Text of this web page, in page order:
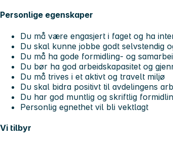
Personlige egenskaper
Du må være engasjert i faget og ha
Du skal kunne jobbe godt selvstendig
Du må ha gode formidling- og
Du bør ha god arbeidskapasitet og
Du må trives i et aktivt og travelt miljø
Du skal bidra positivt til avdelingens
Du har god muntlig og skriftlig
Personlig egnethet vil bli vektlagt
Vi tilbyr